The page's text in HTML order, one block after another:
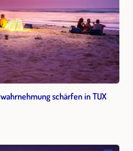
schärfen in TUX